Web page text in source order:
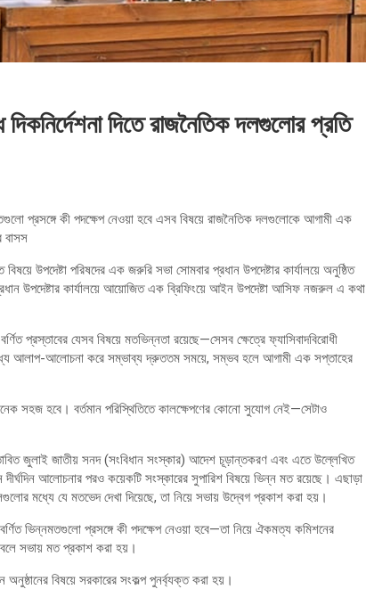
দিতে রাজনৈতিক দলগুলোর প্রতি
প্রসঙ্গে কী পদক্ষেপ নেওয়া হবে এসব বিষয়ে রাজনৈতিক দলগুলোকে আগামী এক
বাসস
উপদেষ্টা পরিষদের এক জরুরি সভা সোমবার প্রধান উপদেষ্টার কার্যালয়ে অনুষ্ঠিত
উপদেষ্টার কার্যালয়ে আয়োজিত এক ব্রিফিংয়ে আইন উপদেষ্টা আসিফ নজরুল এ কথা
প্রস্তাবের যেসব বিষয়ে মতভিন্নতা রয়েছে—সেসব ক্ষেত্রে ফ্যাসিবাদবিরোধী
আলাপ-আলোচনা করে সম্ভাব্য দ্রুততম সময়ে, সম্ভব হলে আগামী এক সপ্তাহের
সহজ হবে। বর্তমান পরিস্থিতিতে কালক্ষেপণের কোনো সুযোগ নেই—সেটাও
জুলাই জাতীয় সনদ (সংবিধান সংস্কার) আদেশ চূড়ান্তকরণ এবং এতে উল্লেখিত
আলোচনার পরও কয়েকটি সংস্কারের সুপারিশ বিষয়ে ভিন্ন মত রয়েছে। এছাড়া
মধ্যে যে মতভেদ দেখা দিয়েছে, তা নিয়ে সভায় উদ্বেগ প্রকাশ করা হয়।
ভিন্নমতগুলো প্রসঙ্গে কী পদক্ষেপ নেওয়া হবে—তা নিয়ে ঐকমত্য কমিশনের
সভায় মত প্রকাশ করা হয়।
অনুষ্ঠানের বিষয়ে সরকারের সংকল্প পুনর্ব্যক্ত করা হয়।